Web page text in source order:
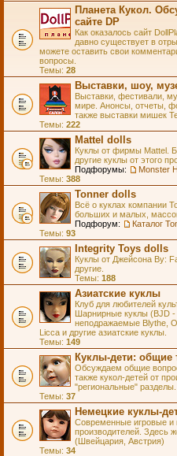
Планета Кукол.
сайте DP
Как оказалось сайт
давно существует в
можете оставить свои
вопросы.
Темы: 28
Выставки, шоу,
Выставки, фестивали,
мире. Анонсы, отчеты,
также выставки мишек
Темы: 222
Mattel dolls
Куклы от фирмы Mattel.
другие куклы от этого
Подфорумы:
Темы: 388
Tonner dolls
Всё о куклах компании
больших и малых,
Подфорум:
Темы: 93
Integrity Toys dolls
Куклы от Джейсона Ву:
другие.
Темы: 188
Азиатские куклы
Клуб для любителей
Шарнирные куклы (BJD -
неподражаемые Blythe,
Licca и другие азиатские куклы.
Темы: 149
Куклы-дети: общие
Обсуждаем общие
также кукол-детей от
"региональные" разделы.
Темы: 37
Немецкие куклы-
Современные игровые и
производителей. Здесь
(Швейцария, Австрия)
Темы: 34